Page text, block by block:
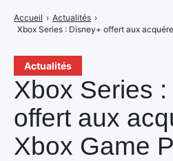
Actualités
Xbox Series
offert aux
Xbox Game
Accueil › Actualités ›
Xbox Series : Disney+ offert aux